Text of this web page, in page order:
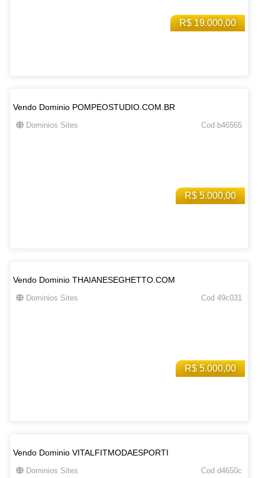
R$ 19.000,00
R$ 5.000,00
Vendo Dominio POMPEOSTUDIO.COM.BR
Dominios Sites Cod b46565
R$ 5.000,00
Vendo Dominio THAIANESEGHETTO.COM
Dominios Sites Cod 49c031
Vendo Dominio VITALFITMODAESPORTI
Dominios Sites Cod d4650c